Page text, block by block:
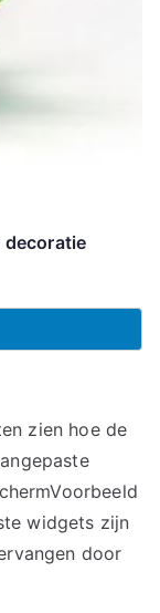
decoratie
zien hoe de
widgets zijn
door